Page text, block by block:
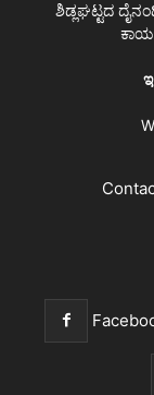
ಶಿಡ್ಲಘಟ್ಟದ